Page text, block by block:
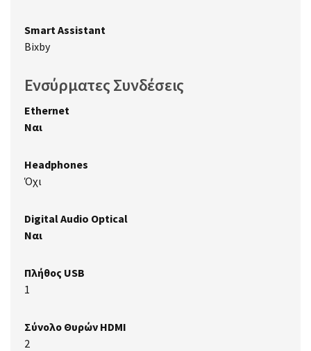
Smart Assistant
Bixby
Ενσύρματες Συνδέσεις
Ethernet
Ναι
Headphones
Όχι
Digital Audio Optical
Ναι
Πλήθος USB
1
Σύνολο Θυρών HDMI
2